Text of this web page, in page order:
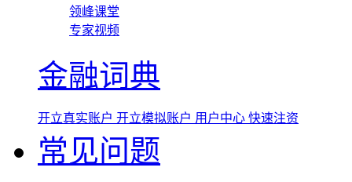
领峰课堂
专家视频
金融词典
开立真实账户 开立模拟账户 用户中心 快速注资
常见问题